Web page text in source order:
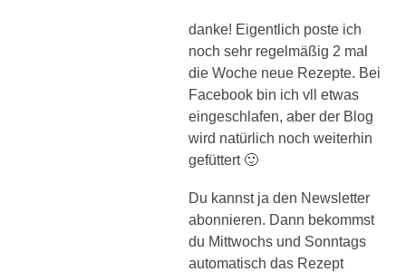
danke! Eigentlich poste ich
noch sehr regelmäßig 2 mal
die Woche neue Rezepte. Bei
Facebook bin ich vll etwas
eingeschlafen, aber der Blog
wird natürlich noch weiterhin
gefüttert 🙂
Du kannst ja den Newsletter
abonnieren. Dann bekommst
du Mittwochs und Sonntags
automatisch das Rezept